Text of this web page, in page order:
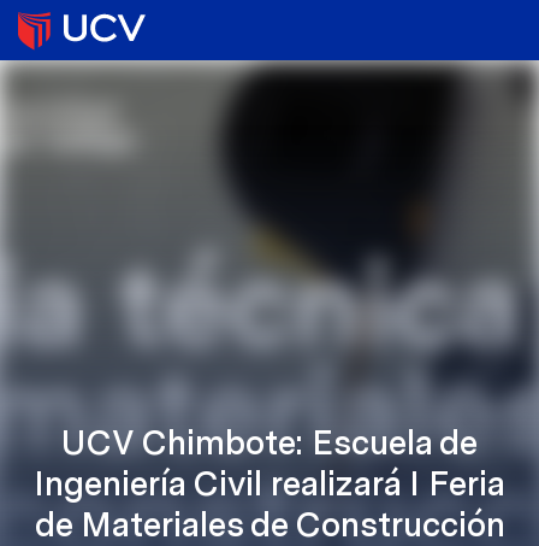
UCV Chimbote: Escuela de
Ingeniería Civil realizará I Feria
de Materiales de Construcción